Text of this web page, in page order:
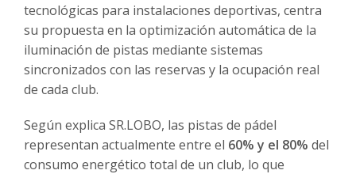
tecnológicas para instalaciones deportivas, centra
su propuesta en la optimización automática de la
iluminación de pistas mediante sistemas
sincronizados con las reservas y la ocupación real
de cada club.
Según explica SR.LOBO, las pistas de pádel
representan actualmente entre el 60% y el 80% del
consumo energético total de un club, lo que